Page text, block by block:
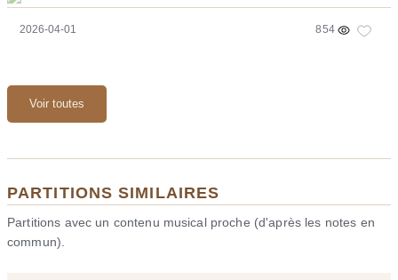
2026-04-01 854
Voir toutes
PARTITIONS SIMILAIRES
Partitions avec un contenu musical proche (d'après les notes en
commun).